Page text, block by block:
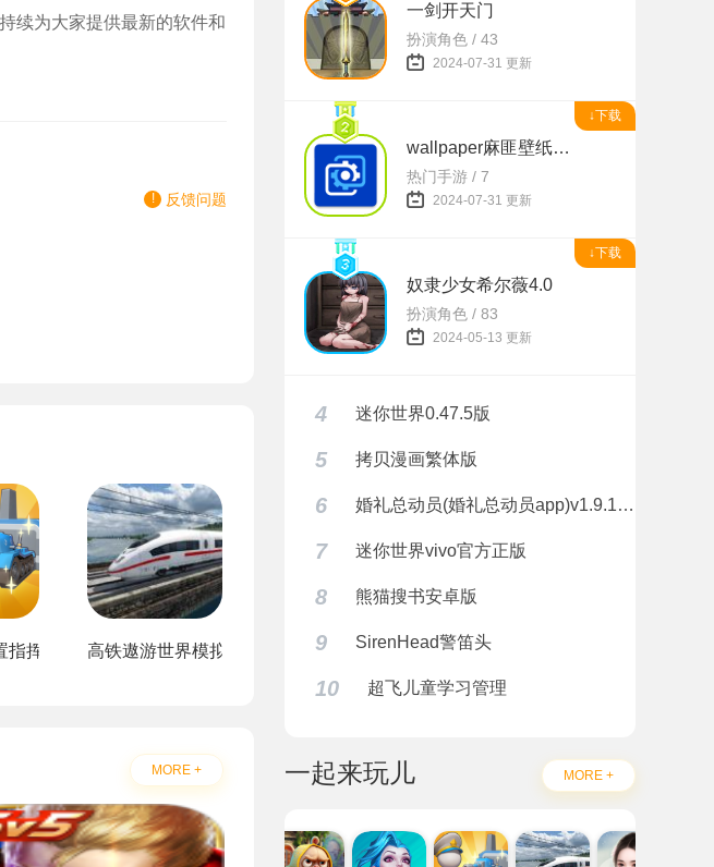
续为大家提供最新的软件和
反馈问题
指挥官app高铁遨游世界模拟器2024
MORE +
一剑开天门
扮演角色 / 43
2024-07-31 更新
↓下载
wallpaper麻匪壁纸透视
热门手游 / 7
2024-07-31 更新
↓下载
奴隶少女希尔薇4.0
扮演角色 / 83
2024-05-13 更新
4 迷你世界0.47.5版
5 拷贝漫画繁体版
6 婚礼总动员(婚礼总动员app)v1.9.1 安卓正式版
7 迷你世界vivo官方正版
8 熊猫搜书安卓版
9 SirenHead警笛头
10 超飞儿童学习管理
一起来玩儿 MORE +